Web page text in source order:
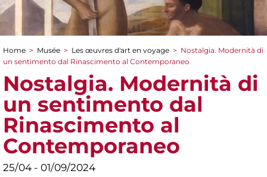
You are here
Home > Musée > Les œuvres d'art en voyage > Nostalgia. Modernità di
un sentimento dal Rinascimento al Contemporaneo
Nostalgia. Modernità di
un sentimento dal
Rinascimento al
Contemporaneo
25/04 - 01/09/2024